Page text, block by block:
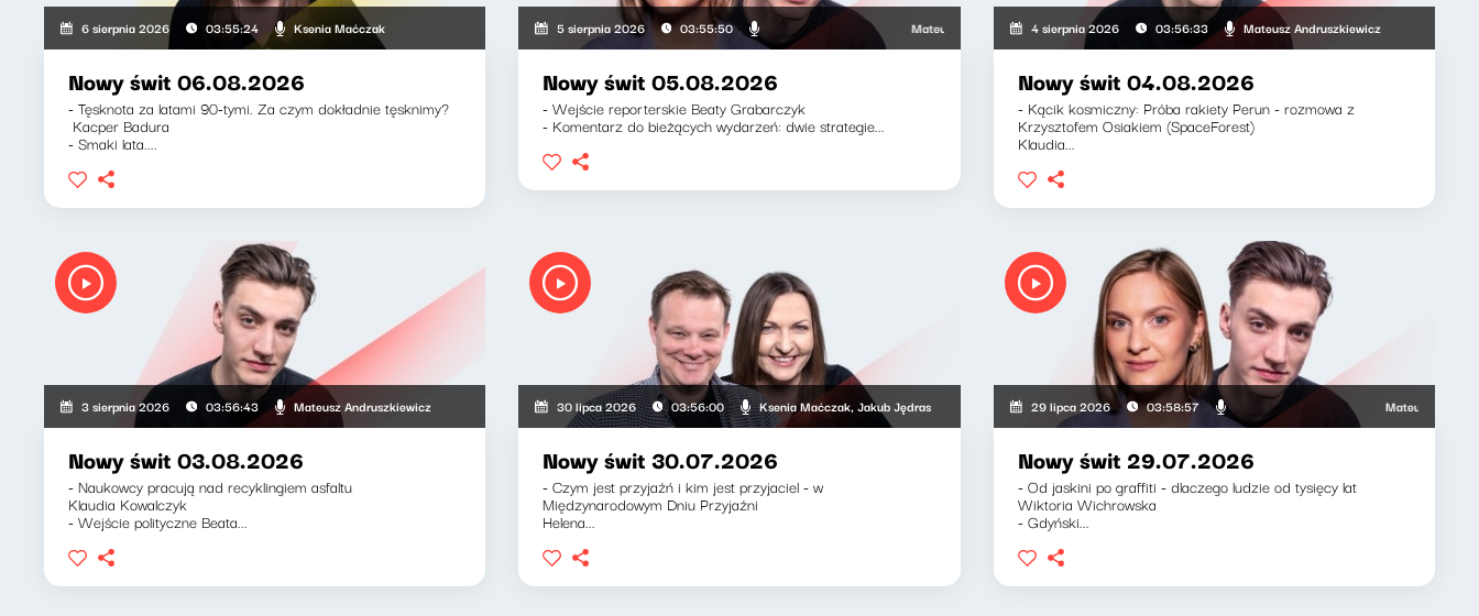
6 sierpnia 2026 03:55:24 Ksenia Maćczak
Nowy świt 06.08.2026
- Tęsknota za latami 90-tymi. Za czym dokładnie tęsknimy?
Kacper Badura
- Smaki lata....
5 sierpnia 2026 03:55:50 Mateusz Andruszkiewicz, Zuzanna Iłenda
Nowy świt 05.08.2026
- Wejście reporterskie Beaty Grabarczyk
- Komentarz do bieżących wydarzeń: dwie strategie...
4 sierpnia 2026 03:56:33 Mateusz Andruszkiewicz
Nowy świt 04.08.2026
- Kącik kosmiczny: Próba rakiety Perun - rozmowa z
Krzysztofem Osiakiem (SpaceForest)
Klaudia...
3 sierpnia 2026 03:56:43 Mateusz Andruszkiewicz
Nowy świt 03.08.2026
- Naukowcy pracują nad recyklingiem asfaltu
Klaudia Kowalczyk
- Wejście polityczne Beata...
30 lipca 2026 03:56:00 Ksenia Maćczak, Jakub Jędras
Nowy świt 30.07.2026
- Czym jest przyjaźń i kim jest przyjaciel - w
Międzynarodowym Dniu Przyjaźni
Helena...
29 lipca 2026 03:58:57 Mateusz
Nowy świt 29.07.2026
- Od jaskini po graffiti - dlaczego ludzie od tysięcy lat
Wiktoria Wichrowska
- Gdyński...